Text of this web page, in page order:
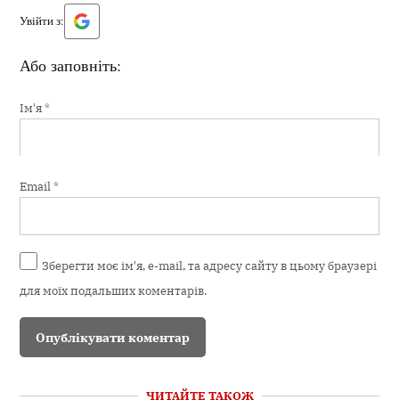
Увійти з:
Або заповніть:
Ім'я*
Email*
Зберегти моє ім'я, e-mail, та адресу сайту в цьому браузері
для моїх подальших коментарів.
ЧИТАЙТЕ ТАКОЖ